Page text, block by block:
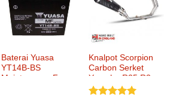
Baterai Yuasa
YT14B-BS
Maintenance Free
Knalpot Scorpion
Carbon Serket
Yamaha R25 R3
Full System